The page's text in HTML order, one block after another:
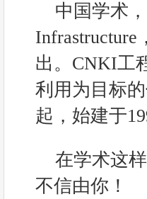
中国学术
出。CNKI工
利用为目标
起，始建于
在学术这
不信由你！